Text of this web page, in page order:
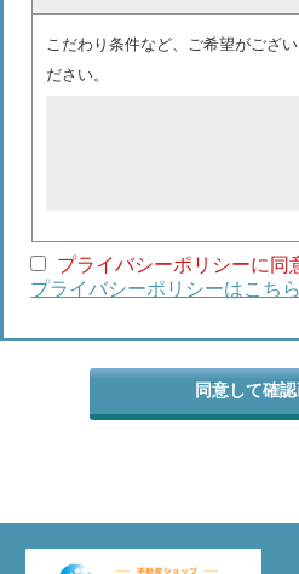
こだわり条件など、ご希望がござ
ださい。
プライバシーポリシーに同
プライバシーポリシーはこちら